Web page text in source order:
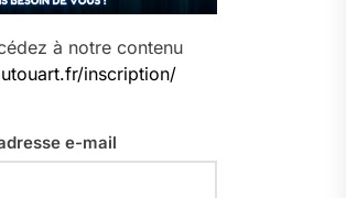
à notre contenu
inscription/
e-mail